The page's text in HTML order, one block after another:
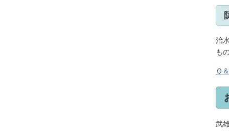
治
も
Ｑ
武